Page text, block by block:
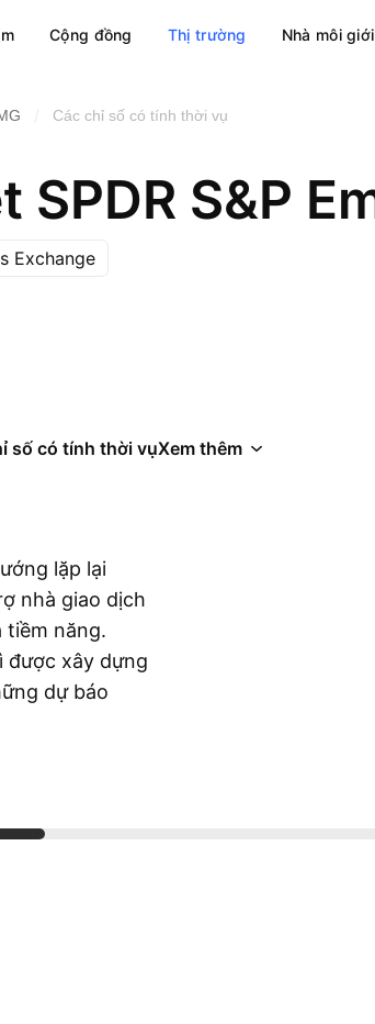
Cộng đồng Thị trường Nhà môi giới
Các chỉ số có tính thời vụ
Exchange
số có tính thời vụXem thêm
lặp lại
nhà giao dịch
tiềm năng.
được xây dựng
dự báo